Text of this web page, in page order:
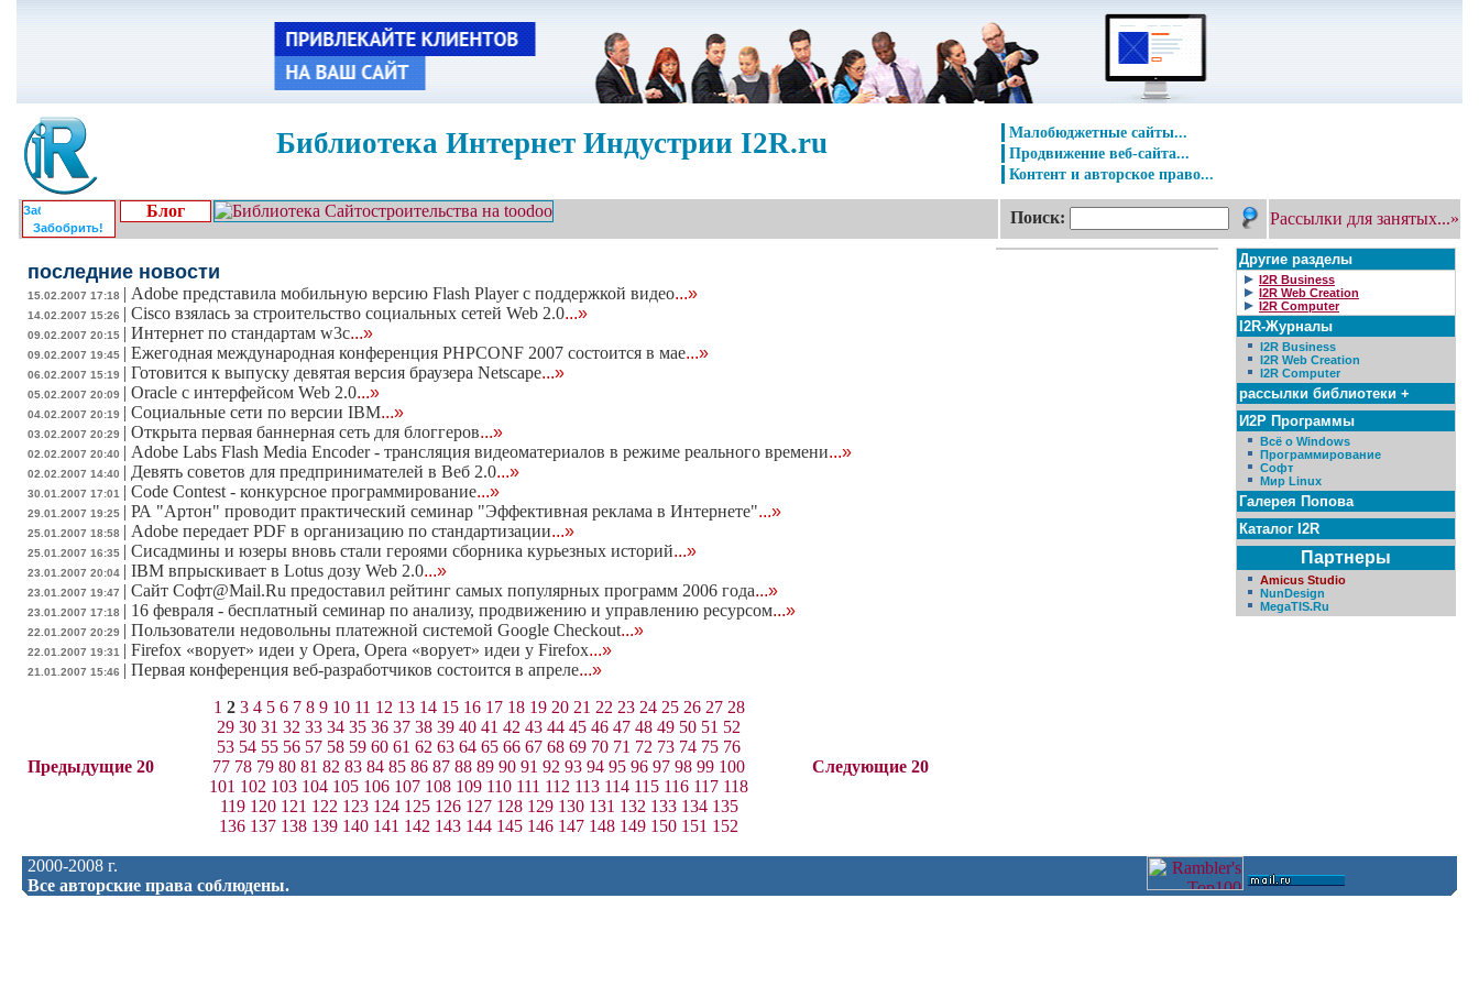
Библиотека Интернет Индустрии I2R.ru
Малобюджетные сайты...
Продвижение веб-сайта...
Контент и авторское право...
Забобрить!
Блог Поиск: Рассылки для занятых...»
последние новости
15.02.2007 17:18 | Adobe представила мобильную версию Flash Player c поддержкой видео...»
14.02.2007 15:26 | Cisco взялась за строительство социальных сетей Web 2.0...»
09.02.2007 20:15 | Интернет по стандартам w3c...»
09.02.2007 19:45 | Ежегодная международная конференция PHPCONF 2007 состоится в мае...»
06.02.2007 15:19 | Готовится к выпуску девятая версия браузера Netscape...»
05.02.2007 20:09 | Oracle с интерфейсом Web 2.0...»
04.02.2007 20:19 | Социальные сети по версии IBM...»
03.02.2007 20:29 | Открыта первая баннерная сеть для блоггеров...»
02.02.2007 20:40 | Adobe Labs Flash Media Encoder - трансляция видеоматериалов в режиме реального времени...»
02.02.2007 14:40 | Девять советов для предпринимателей в Веб 2.0...»
30.01.2007 17:01 | Code Contest - конкурсное программирование...»
29.01.2007 19:25 | РА "Артон" проводит практический семинар "Эффективная реклама в Интернете"...»
25.01.2007 18:58 | Adobe передает PDF в организацию по стандартизации...»
25.01.2007 16:35 | Сисадмины и юзеры вновь стали героями сборника курьезных историй...»
23.01.2007 20:04 | IBM впрыскивает в Lotus дозу Web 2.0...»
23.01.2007 19:47 | Сайт Софт@Mail.Ru предоставил рейтинг самых популярных программ 2006 года...»
23.01.2007 17:18 | 16 февраля - бесплатный семинар по анализу, продвижению и управлению ресурсом...»
22.01.2007 20:29 | Пользователи недовольны платежной системой Google Checkout...»
22.01.2007 19:31 | Firefox «ворует» идеи у Opera, Opera «ворует» идеи у Firefox...»
21.01.2007 15:46 | Первая конференция веб-разработчиков состоится в апреле...»
Предыдущие 20
1 2 3 4 5 6 7 8 9 10 11 12 13 14 15 16 17 18 19 20 21 22 23 24 25 26 27 28
29 30 31 32 33 34 35 36 37 38 39 40 41 42 43 44 45 46 47 48 49 50 51 52
53 54 55 56 57 58 59 60 61 62 63 64 65 66 67 68 69 70 71 72 73 74 75 76
77 78 79 80 81 82 83 84 85 86 87 88 89 90 91 92 93 94 95 96 97 98 99 100
101 102 103 104 105 106 107 108 109 110 111 112 113 114 115 116 117 118
119 120 121 122 123 124 125 126 127 128 129 130 131 132 133 134 135
136 137 138 139 140 141 142 143 144 145 146 147 148 149 150 151 152
Следующие 20
Другие разделы
I2R Business
I2R Web Creation
I2R Computer
I2R-Журналы
I2R Business
I2R Web Creation
I2R Computer
рассылки библиотеки +
И2Р Программы
Всё о Windows
Программирование
Софт
Мир Linux
Галерея Попова
Каталог I2R
Партнеры
Amicus Studio
NunDesign
MegaTIS.Ru
2000-2008 г.
Все авторские права соблюдены.